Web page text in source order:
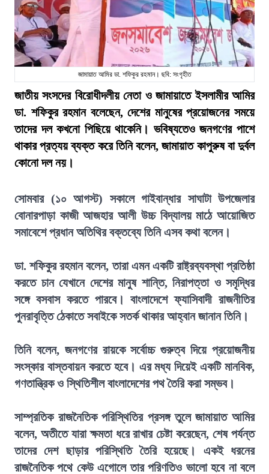
জামায়াত আমির ডা. শফিকুর রহমান। ছবি: সংগৃহীত
জাতীয় সংসদের বিরোধীদলীয় নেতা ও জামায়াতে ইসলামীর আমির
ডা. শফিকুর রহমান বলেছেন, দেশের মানুষের প্রয়োজনের সময়ে
তাদের দল কখনো পিছিয়ে থাকেনি। ভবিষ্যতেও জনগণের পাশে
থাকার প্রত্যয় ব্যক্ত করে তিনি বলেন, জামায়াত কাপুরুষ বা দুর্বল
কোনো দল নয়।
সোমবার (১০ আগস্ট) সকালে গাইবান্ধার সাঘাটা উপজেলার
বোনারপাড়া কাজী আজহার আলী উচ্চ বিদ্যালয় মাঠে আয়োজিত
সমাবেশে প্রধান অতিথির বক্তব্যে তিনি এসব কথা বলেন।
ডা. শফিকুর রহমান বলেন, তারা এমন একটি রাষ্ট্রব্যবস্থা প্রতিষ্ঠা
করতে চান যেখানে দেশের মানুষ শান্তি, নিরাপত্তা ও সমৃদ্ধির
সঙ্গে বসবাস করতে পারবে। বাংলাদেশে ফ্যাসিবাদী রাজনীতির
পুনরাবৃত্তি ঠেকাতে সবাইকে সতর্ক থাকার আহ্বান জানান তিনি।
তিনি বলেন, জনগণের রায়কে সর্বোচ্চ গুরুত্ব দিয়ে প্রয়োজনীয়
সংস্কার বাস্তবায়ন করতে হবে। এর মধ্য দিয়েই একটি মানবিক,
গণতান্ত্রিক ও স্থিতিশীল বাংলাদেশের পথ তৈরি করা সম্ভব।
সাম্প্রতিক রাজনৈতিক পরিস্থিতির প্রসঙ্গ তুলে জামায়াত আমির
বলেন, অতীতে যারা ক্ষমতা ধরে রাখার চেষ্টা করেছেন, শেষ পর্যন্ত
তাদের দেশ ছাড়ার পরিস্থিতি তৈরি হয়েছে। একই ধরনের
রাজনৈতিক পথে কেউ এগোলে তার পরিণতিও ভালো হবে না বলে